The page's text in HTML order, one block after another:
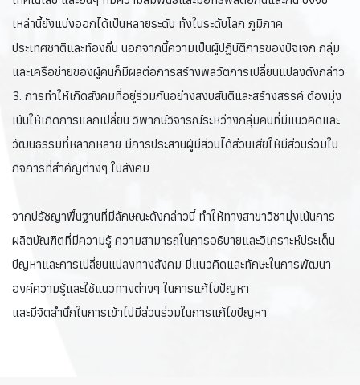
เหล่านี้ยังแบ่งออกได้เป็นหลายระดับ ทั้งในระดับโลก ภูมิภาค
ประเทศชาติและท้องถิ่น นอกจากนี้ความเป็นผู้ปฏิบัติการของปัจเจก กลุ่ม
และเครือข่ายของผู้คนก็มีผลต่อการสร้างพลวัตการเปลี่ยนแปลงดังกล่าว
3. การทำให้เกิดสังคมที่อยู่ร่วมกันอย่างสงบสันติและสร้างสรรค์ ต้องมุ่ง
เน้นให้เกิดการแลกเปลี่ยน วิพากษ์วิจารณ์ระหว่างกลุ่มคนที่มีแนวคิดและ
วัฒนธรรมที่หลากหลาย มีการประสานผู้มีส่วนได้ส่วนเสียให้มีส่วนร่วมใน
กิจการที่สำคัญต่างๆ ในสังคม
จากปรัชญาพื้นฐานที่มีลักษณะดังกล่าวนี้ ทำให้ทางสาขาวิชามุ่งเน้นการ
ผลิตบัณฑิตที่มีความรู้ ความสามารถในการอธิบายและวิเคราะห์ประเด็น
ปัญหาและการเปลี่ยนแปลงทางสังคม มีแนวคิดและทักษะในการพัฒนา
องค์ความรู้และใช้แนวทางต่างๆ ในการแก้ไขปัญหา
และมีจิตสำนึกในการเข้าไปมีส่วนร่วมในการแก้ไขปัญหา